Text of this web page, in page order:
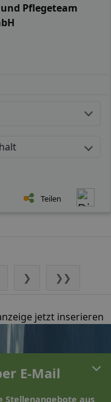
und Pflegeteam
Teilen
❯ ❯❯
jetzt inserieren
E-Mail
Stellenangebote aus